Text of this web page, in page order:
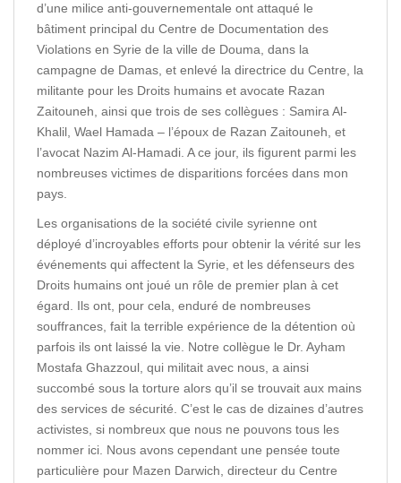
d’une milice anti-gouvernementale ont attaqué le
bâtiment principal du Centre de Documentation des
Violations en Syrie de la ville de Douma, dans la
campagne de Damas, et enlevé la directrice du Centre, la
militante pour les Droits humains et avocate Razan
Zaitouneh, ainsi que trois de ses collègues : Samira Al-
Khalil, Wael Hamada – l’époux de Razan Zaitouneh, et
l’avocat Nazim Al-Hamadi. A ce jour, ils figurent parmi les
nombreuses victimes de disparitions forcées dans mon
pays.
Les organisations de la société civile syrienne ont
déployé d’incroyables efforts pour obtenir la vérité sur les
événements qui affectent la Syrie, et les défenseurs des
Droits humains ont joué un rôle de premier plan à cet
égard. Ils ont, pour cela, enduré de nombreuses
souffrances, fait la terrible expérience de la détention où
parfois ils ont laissé la vie. Notre collègue le Dr. Ayham
Mostafa Ghazzoul, qui militait avec nous, a ainsi
succombé sous la torture alors qu’il se trouvait aux mains
des services de sécurité. C’est le cas de dizaines d’autres
activistes, si nombreux que nous ne pouvons tous les
nommer ici. Nous avons cependant une pensée toute
particulière pour Mazen Darwich, directeur du Centre